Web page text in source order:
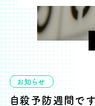
お知らせ
自殺予防週間で